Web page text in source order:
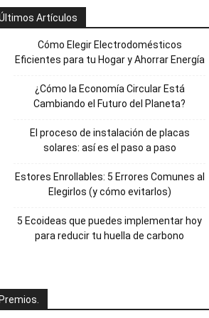
Artículos
Cómo Elegir Electrodomésticos
Eficientes para tu Hogar y Ahorrar Energía
¿Cómo la Economía Circular Está
Cambiando el Futuro del Planeta?
El proceso de instalación de placas
solares: así es el paso a paso
Estores Enrollables: 5 Errores Comunes al
Elegirlos (y cómo evitarlos)
5 Ecoideas que puedes implementar hoy
para reducir tu huella de carbono
Premios.